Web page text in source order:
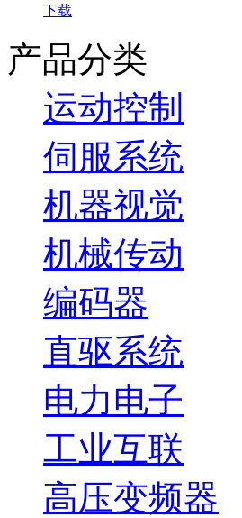
下载
产品分类
运动控制
伺服系统
机器视觉
机械传动
编码器
直驱系统
电力电子
工业互联
高压变频器